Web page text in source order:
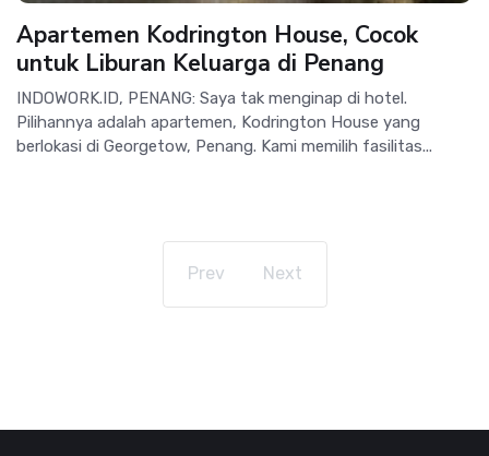
Apartemen Kodrington House, Cocok
untuk Liburan Keluarga di Penang
INDOWORK.ID, PENANG: Saya tak menginap di hotel.
Pilihannya adalah apartemen, Kodrington House yang
berlokasi di Georgetow, Penang. Kami memilih fasilitas...
Prev Next